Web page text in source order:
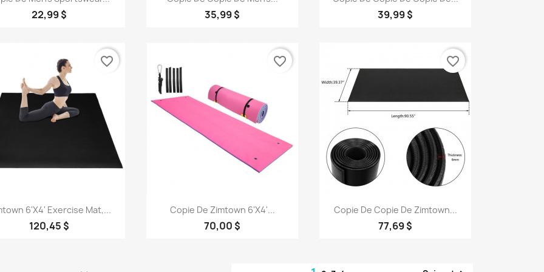
22,99 $ 35,99 $ 39,99 $
Aperçu rapide
6'x4' Exercise Mat,...
120,45 $
favorite_border
 Aperçu rapide
Copie De Zimtown 6'x4'...
70,00 $
favorite_border
Aperçu rapide
Copie De Copie De Zimtown...
77,69 $
favorite_border